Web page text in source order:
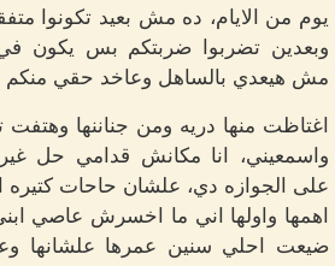
يوم من الايام، ده مش بعيد تكونوا
وبعدين تضربوا ضربتكم بس يكون
مش هيعدي بالساهل وعاخد حقي منكم
اغتاظت منها دريه ومن جناننها
واسمعيني، انا مكانش قدامي حل
على الجوازه دي، علشان حاحات كتيره
اهمها واولها اني ما اخسرش عاصي
ضيعت احلي سنين عمرها علشانها